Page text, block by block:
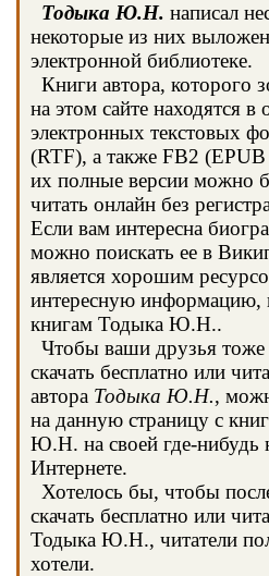
Тодыка Ю.Н. написал
некоторые из них
электронной библиотеке.
Книги автора,
на этом сайте находятся
электронных текстовых
(RTF), а также FB2
их полные версии можно
читать онлайн без
Если вам интересна
можно поискать ее в
является хорошим
интересную информацию,
книгам Тодыка Ю.Н..
Чтобы ваши друзья
скачать бесплатно или
автора Тодыка Ю.Н.,
на данную страницу с
Ю.Н. на своей где-нибудь
Интернете.
Хотелось бы, чтобы
скачать бесплатно или
Тодыка Ю.Н., читатели
хотели.